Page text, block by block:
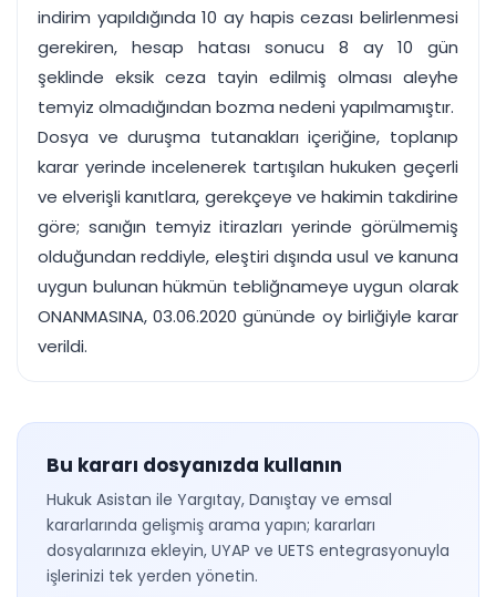
indirim yapıldığında 10 ay hapis cezası belirlenmesi
gerekiren, hesap hatası sonucu 8 ay 10 gün
şeklinde eksik ceza tayin edilmiş olması aleyhe
temyiz olmadığından bozma nedeni yapılmamıştır.
Dosya ve duruşma tutanakları içeriğine, toplanıp
karar yerinde incelenerek tartışılan hukuken geçerli
ve elverişli kanıtlara, gerekçeye ve hakimin takdirine
göre; sanığın temyiz itirazları yerinde görülmemiş
olduğundan reddiyle, eleştiri dışında usul ve kanuna
uygun bulunan hükmün tebliğnameye uygun olarak
ONANMASINA, 03.06.2020 gününde oy birliğiyle karar
verildi.
Bu kararı dosyanızda kullanın
Hukuk Asistan ile Yargıtay, Danıştay ve emsal
kararlarında gelişmiş arama yapın; kararları
dosyalarınıza ekleyin, UYAP ve UETS entegrasyonuyla
işlerinizi tek yerden yönetin.